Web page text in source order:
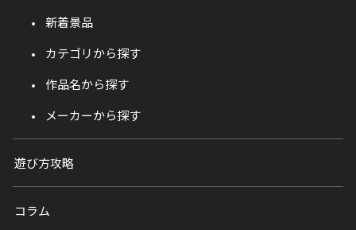
新着景品
カテゴリから探す
作品名から探す
メーカーから探す
遊び方攻略
コラム